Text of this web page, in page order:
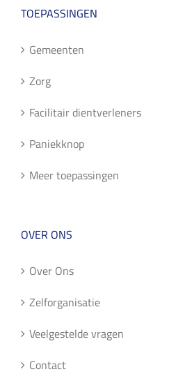
TOEPASSINGEN
Gemeenten
Zorg
Facilitair dientverleners
Paniekknop
Meer toepassingen
OVER ONS
Over Ons
Zelforganisatie
Veelgestelde vragen
Contact